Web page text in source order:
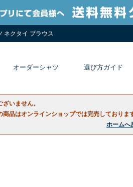
ネクタイ ブラウス
オーダーシャツ 選び方ガイド
ざいません。
商品はオンラインショップでは完売しておりま
ホームへ